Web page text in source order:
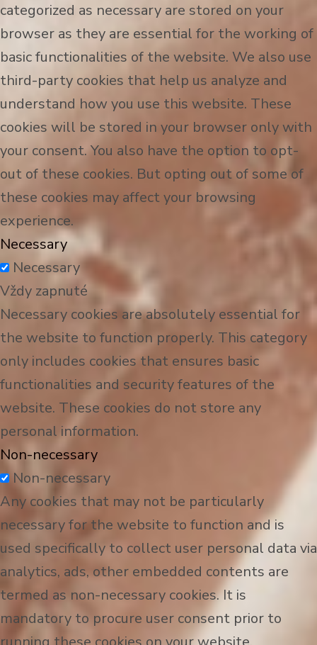
categorized as necessary are stored on your
browser as they are essential for the working of
basic functionalities of the website. We also use
third-party cookies that help us analyze and
understand how you use this website. These
cookies will be stored in your browser only with
your consent. You also have the option to opt-
out of these cookies. But opting out of some of
these cookies may affect your browsing
experience.
Necessary
Necessary
Vždy zapnuté
Necessary cookies are absolutely essential for
the website to function properly. This category
only includes cookies that ensures basic
functionalities and security features of the
website. These cookies do not store any
personal information.
Non-necessary
Non-necessary
Any cookies that may not be particularly
necessary for the website to function and is
used specifically to collect user personal data via
analytics, ads, other embedded contents are
termed as non-necessary cookies. It is
mandatory to procure user consent prior to